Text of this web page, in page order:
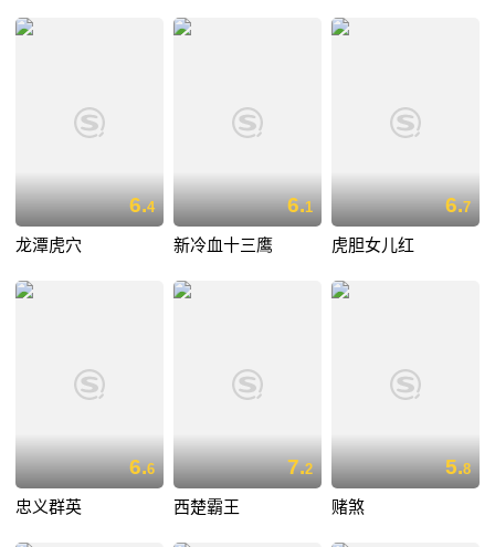
6.4
龙潭虎穴
6.1
新冷血十三鹰
6.7
虎胆女儿红
6.6
忠义群英
7.2
西楚霸王
5.8
赌煞